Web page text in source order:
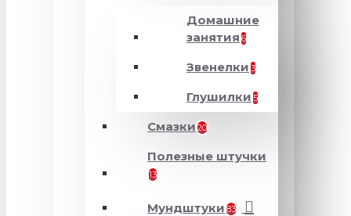
Домашние
занятия 6
Звенелки 3
Глушилки 5
Смазки 20
Полезные штучки
13
Мундштуки 83